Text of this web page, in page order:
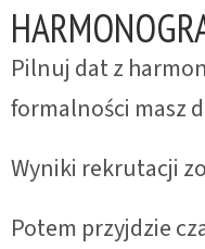
Pilnuj dat z
formalności masz
Wyniki rekrutacji
Potem przyjdzie